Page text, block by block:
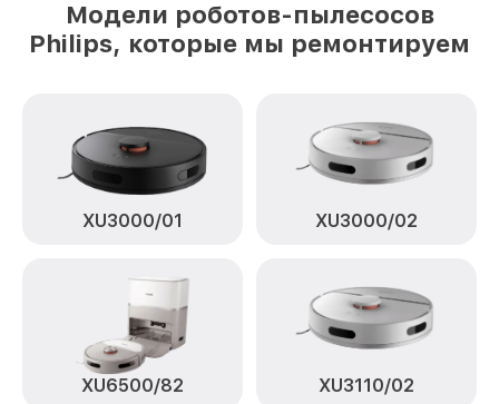
Модели роботов-пылесосов
Philips, которые мы ремонтируем
XU3000/01 XU3000/02
XU6500/82 XU3110/02